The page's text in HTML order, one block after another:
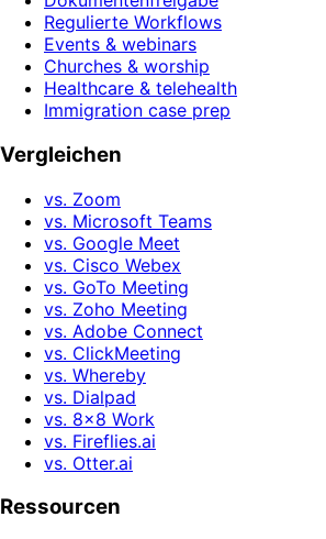
Regulierte Workflows
Events & webinars
Churches & worship
Healthcare & telehealth
Immigration case prep
Vergleichen
vs. Zoom
vs. Microsoft Teams
vs. Google Meet
vs. Cisco Webex
vs. GoTo Meeting
vs. Zoho Meeting
vs. Adobe Connect
vs. ClickMeeting
vs. Whereby
vs. Dialpad
vs. 8x8 Work
vs. Fireflies.ai
vs. Otter.ai
Ressourcen